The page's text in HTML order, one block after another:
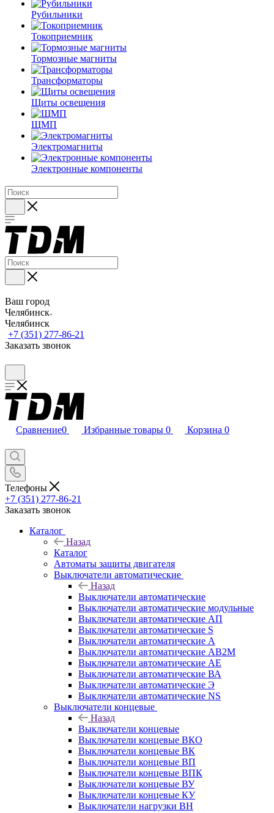
Рубильники
Токоприемник
Тормозные магниты
Трансформаторы
Щиты освещения
ЩМП
Электромагниты
Электронные компоненты
Ваш город
Челябинск
Челябинск
+7 (351) 277-86-21
Заказать звонок
Сравнение0 Избранные товары 0 Корзина 0
Телефоны
+7 (351) 277-86-21
Заказать звонок
Каталог
Назад
Каталог
Автоматы защиты двигателя
Выключатели автоматические
Назад
Выключатели автоматические
Выключатели автоматические модульные
Выключатели автоматические АП
Выключатели автоматические S
Выключатели автоматические А
Выключатели автоматические АВ2М
Выключатели автоматические АЕ
Выключатели автоматические ВА
Выключатели автоматические Э
Выключатели автоматические NS
Выключатели концевые
Назад
Выключатели концевые
Выключатели концевые ВКО
Выключатели концевые ВК
Выключатели концевые ВП
Выключатели концевые ВПК
Выключатели концевые ВУ
Выключатели концевые КУ
Выключатели нагрузки ВН